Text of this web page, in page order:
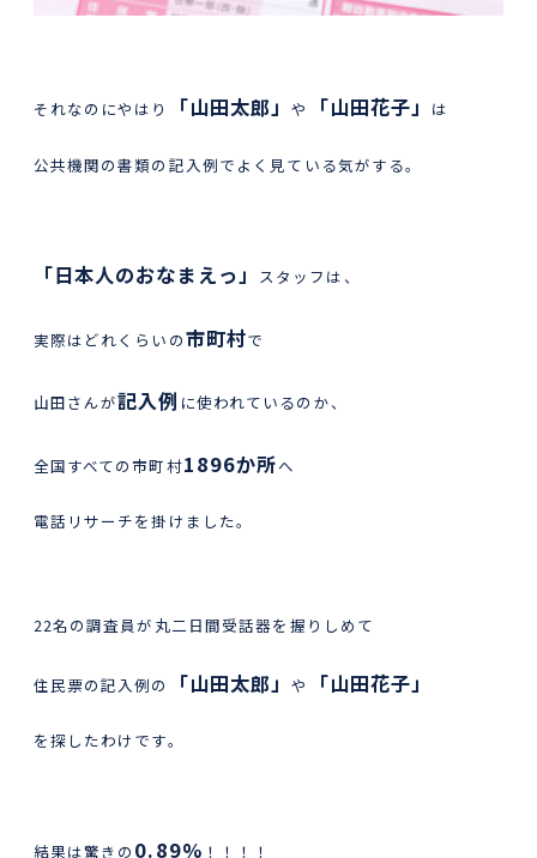
それなのにやはり 「山田太郎」や 「山田花子」 は
公共機関の書類の記入例でよく見ている気がする。
「日本人のおなまえっ」 スタッフは、
実際はどれくらいの市町村で
山田さんが記入例 に使われているのか、
全国すべての市町村1896か所へ
電話リサーチを掛けました。
22名の調査員が丸二日間受話器を握りしめて
住民票の記入例の 「山田太郎」や 「山田花子」
を探したわけです。
結果は驚きの 0.89% ！！！！